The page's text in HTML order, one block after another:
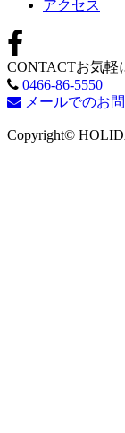
アクセス
CONTACTお気軽
0466-86-5550
メールでのお
Copyright©